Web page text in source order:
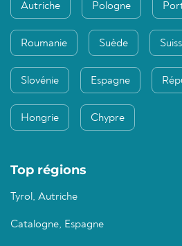
Autriche Pologne
Roumanie Suède
Slovénie Espagne
Hongrie Chypre
Top régions
Tyrol, Autriche
Catalogne, Espagne